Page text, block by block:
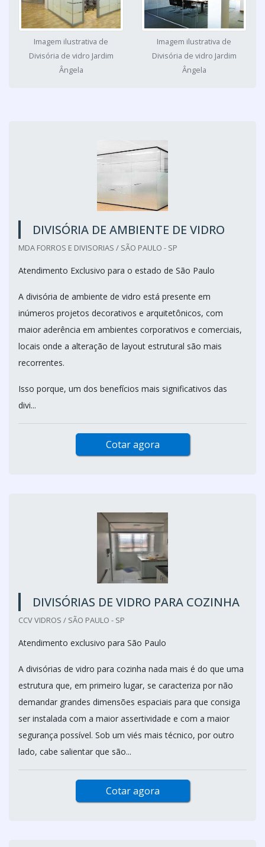
Imagem ilustrativa de
Divisória de vidro Jardim
Ângela
Imagem ilustrativa de
Divisória de vidro Jardim
Ângela
DIVISÓRIA DE AMBIENTE DE VIDRO
MDA FORROS E DIVISORIAS / SÃO PAULO - SP
Atendimento Exclusivo para o estado de São Paulo
A divisória de ambiente de vidro está presente em
inúmeros projetos decorativos e arquitetônicos, com
maior aderência em ambientes corporativos e comerciais,
locais onde a alteração de layout estrutural são mais
recorrentes.
Isso porque, um dos benefícios mais significativos das
divi...
Cotar agora
DIVISÓRIAS DE VIDRO PARA COZINHA
CCV VIDROS / SÃO PAULO - SP
Atendimento exclusivo para São Paulo
A divisórias de vidro para cozinha nada mais é do que uma
estrutura que, em primeiro lugar, se caracteriza por não
demandar grandes dimensões espaciais para que consiga
ser instalada com a maior assertividade e com a maior
segurança possível. Sob um viés mais técnico, por outro
lado, cabe salientar que são...
Cotar agora